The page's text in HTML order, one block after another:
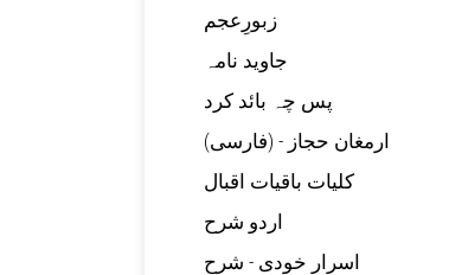
زبورِعجم
جاوید نامہ
پس چہ بائد کرد
(ارمغان حجاز - (فارسی
کلیات باقیات اقبال
اردو شرح
اسرار خودی - شرح